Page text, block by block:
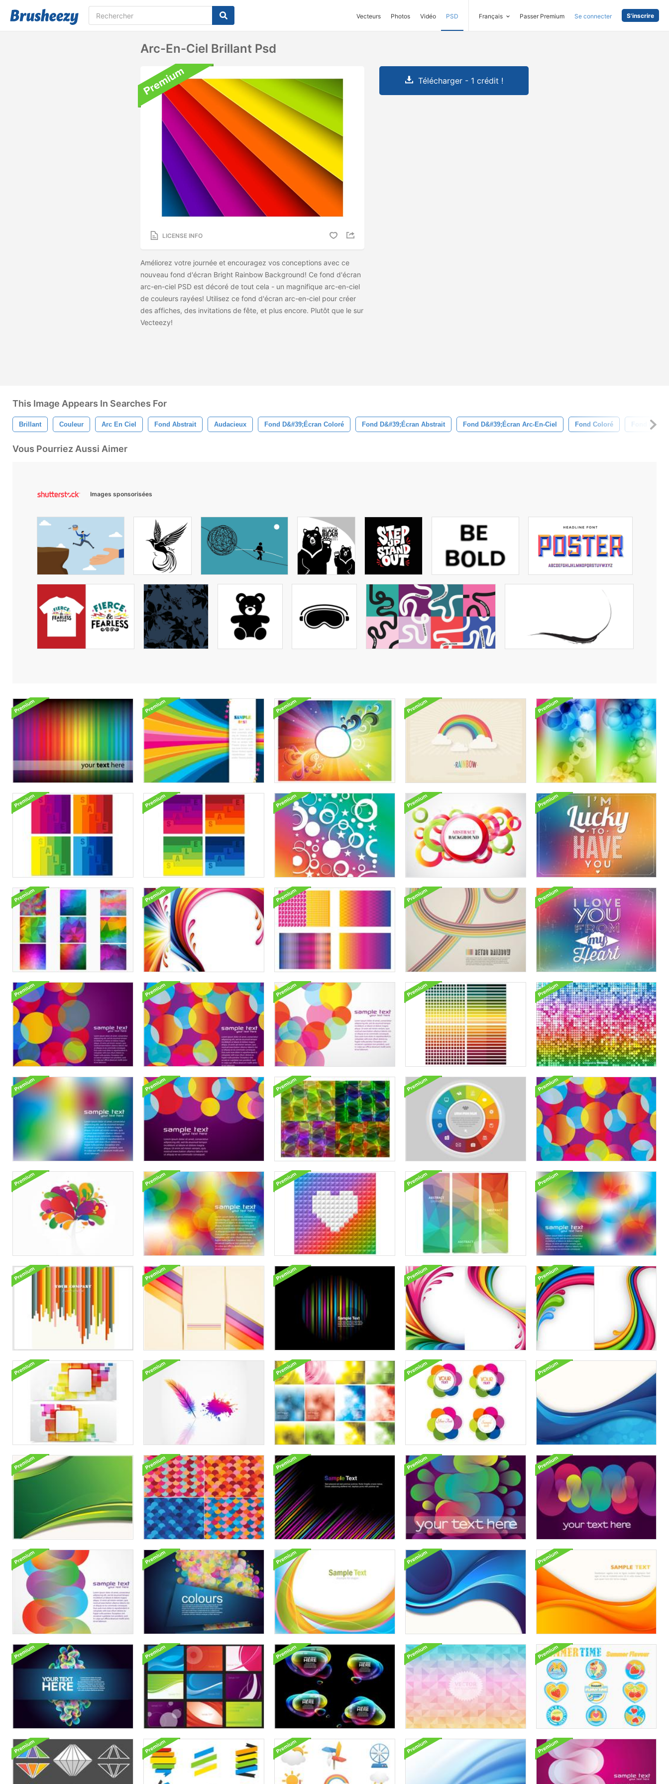
Vecteurs Photos Vidéo PSD Français Passer Premium Se connecter S'inscrire
Arc-En-Ciel Brillant Psd
LICENSE INFO
Améliorez votre journée et encouragez vos conceptions avec ce
nouveau fond d'écran Bright Rainbow Background! Ce fond d'écran
arc-en-ciel PSD est décoré de tout cela - un magnifique arc-en-ciel
de couleurs rayées! Utilisez ce fond d'écran arc-en-ciel pour créer
des affiches, des invitations de fête, et plus encore. Plutôt que le sur
Vecteezy!
Télécharger - 1 crédit !
This Image Appears In Searches For
Brillant Couleur Arc En Ciel Fond Abstrait Audacieux Fond D&#39;écran Coloré Fond D&#39;écran Abstrait Fond D&#39;écran Arc-En-Ciel Fond Coloré Fond
Vous Pourriez Aussi Aimer
Images sponsorisées